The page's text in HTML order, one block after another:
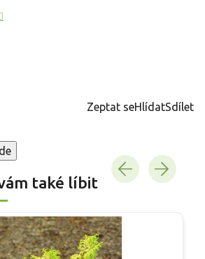
Zeptat seHlídatSdílet
také líbit